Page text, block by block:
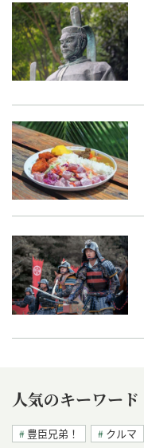
人気のキーワード
豊臣兄弟！ クルマ